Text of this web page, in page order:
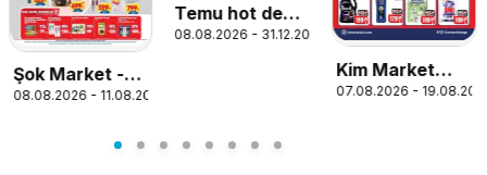
Şok Market -
Hafta sonu
08.08.2026 - 11.08.2026
Temu hot deals
– Turkey
08.08.2026 - 31.12.2026
Kim Market
Katalog
07.08.2026 -